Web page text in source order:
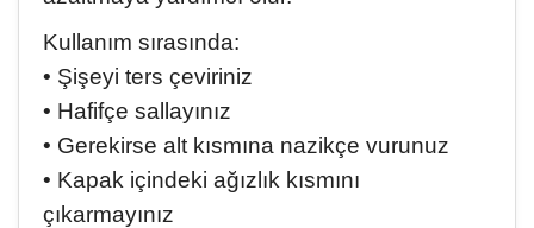
Kullanım sırasında:
• Şişeyi ters çeviriniz
• Hafifçe sallayınız
• Gerekirse alt kısmına nazikçe vurunuz
• Kapak içindeki ağızlık kısmını
çıkarmayınız